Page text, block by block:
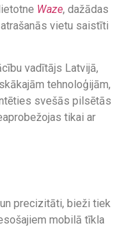
Waze, dažādas
vietu saistīti
vadītājs Latvijā,
tehnoloģijām,
svešās pilsētās
tikai ar
precizitāti, bieži tiek
mobilā tīkla